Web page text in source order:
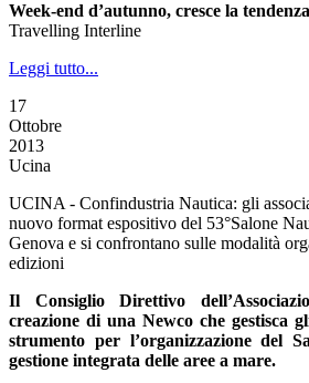
Week-end d’autunno, cresce la
Travelling Interline
Leggi tutto...
17
Ottobre
2013
Ucina
UCINA - Confindustria Nautica: gli
nuovo format espositivo del 53°Salone
Genova e si confrontano sulle modalità
edizioni
Il Consiglio Direttivo
creazione di una Newco che gestisca
strumento per l’organizzazione del
gestione integrata delle aree a mare.